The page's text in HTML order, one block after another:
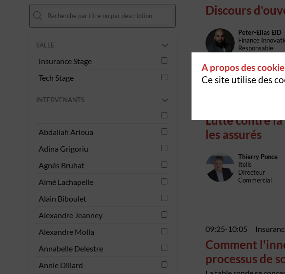
SALLE
Insurance Stage
Tech Stage
INTERVENANTS
Abdallah Arioua
Adina Grigoriu
Agnès Bruhat
Aimé Lachapelle
Alain Biboulet
Alexandre Jeanney
Alexandre Molla
Annabelle Delestre
Annie Dillard
Discours
PE
Peter-Elias EID
Finance
Responsable
Lutte contre
les assurés
TP
Thierry Ponce
Itelis
Directeur
Commercial
09:25-10:05
Comment
processus de
A propos des
Ce site utilise des